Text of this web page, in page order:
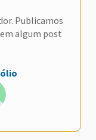
Publicamos
algum post